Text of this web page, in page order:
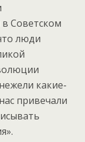
Советском
люди
какие-
привечали